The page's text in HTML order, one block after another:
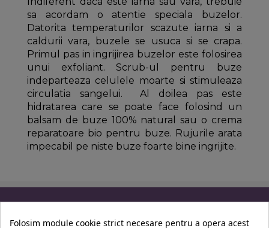
sa acordam o atentie speciala buzelor.
Datorita temperaturilor scazute iarna si a
caldurii vara, buzele se usuca si se crapa.
Primul pas in ingrijirea buzelor este folosirea
unui exfoliant. Scrub-ul pentru buze
indeparteaza celulele moarte si stimuleaza
circulatia sangelui. Al doilea pas este
hidratarea care se poate face folosind un
balsam de buze 100% natural sau o crema
reparatoare bio pentru buze. Rujurile arata
impecabil pe niste buze foarte bine ingrijite.
Folosim module cookie strict necesare pentru a opera acest